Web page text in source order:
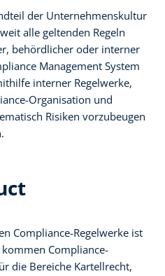
der Unternehmenskultur
alle geltenden Regeln
behördlicher oder interner
Management System
interner Regelwerke,
Organisation und
Risiken vorzubeugen
Compliance-Regelwerke ist
Compliance-
die Bereiche Kartellrecht,